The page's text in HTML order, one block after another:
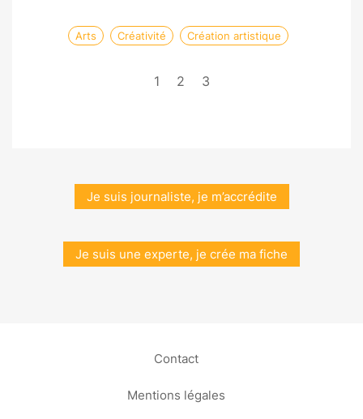
Arts Créativité Création artistique
1 2 3
Je suis journaliste, je m’accrédite
Je suis une experte, je crée ma fiche
Contact
Mentions légales